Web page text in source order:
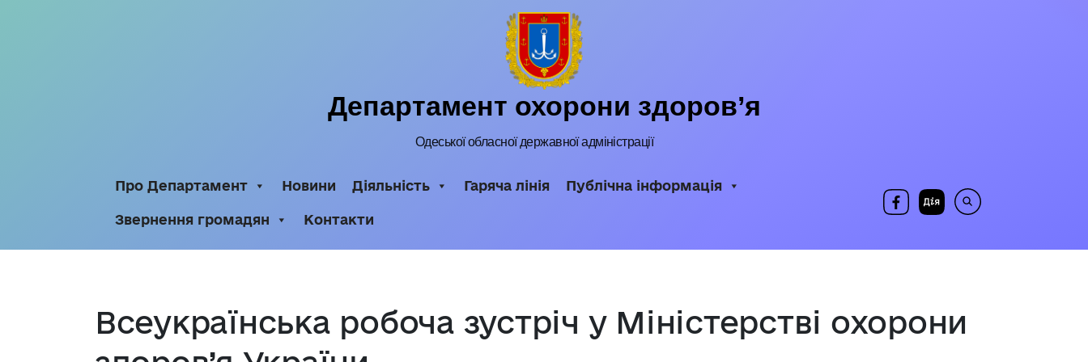
Департамент охорони здоров’я
Одеської обласної державної адміністрації
Про Департамент Новини Діяльність Гаряча лінія Публічна інформація
Звернення громадян Контакти
Всеукраїнська робоча зустріч у Міністерстві охорони